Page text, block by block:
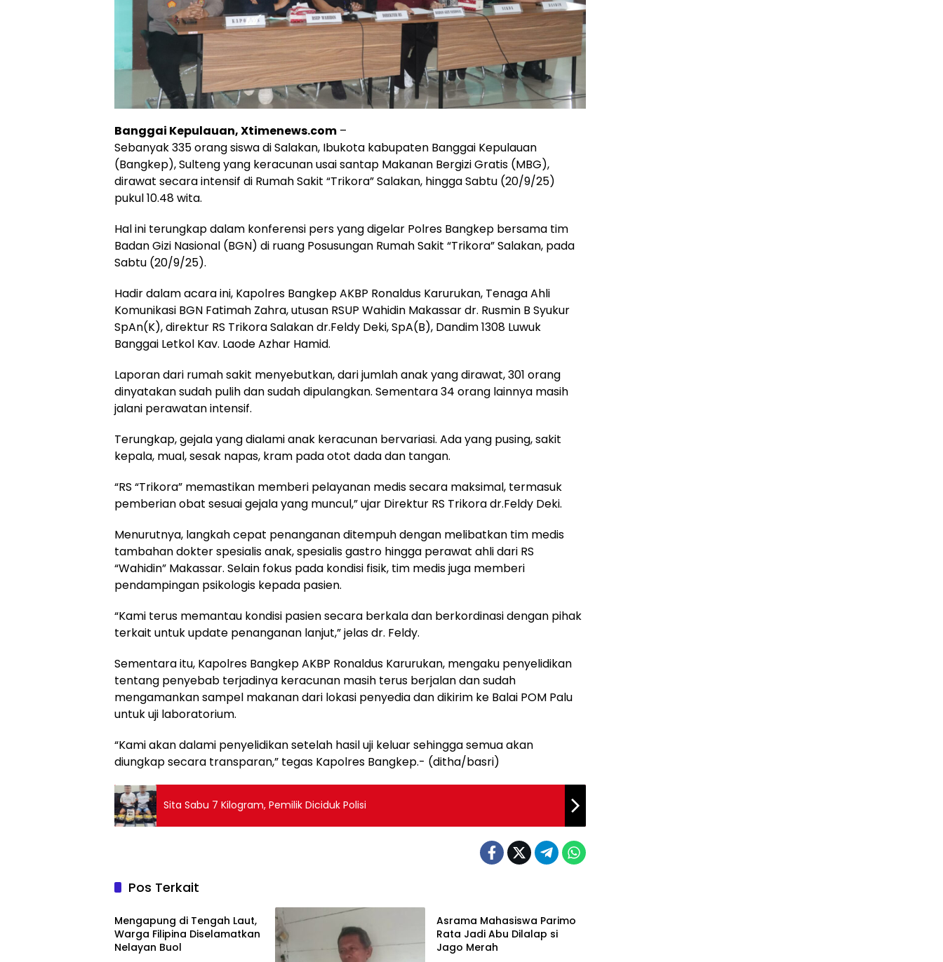
Banggai Kepulauan, Xtimenews.com –
Sebanyak 335 orang siswa di Salakan, Ibukota kabupaten Banggai Kepulauan
(Bangkep), Sulteng yang keracunan usai santap Makanan Bergizi Gratis (MBG),
dirawat secara intensif di Rumah Sakit “Trikora” Salakan, hingga Sabtu (20/9/25)
pukul 10.48 wita.
Hal ini terungkap dalam konferensi pers yang digelar Polres Bangkep bersama tim
Badan Gizi Nasional (BGN) di ruang Posusungan Rumah Sakit “Trikora” Salakan, pada
Sabtu (20/9/25).
Hadir dalam acara ini, Kapolres Bangkep AKBP Ronaldus Karurukan, Tenaga Ahli
Komunikasi BGN Fatimah Zahra, utusan RSUP Wahidin Makassar dr. Rusmin B Syukur
SpAn(K), direktur RS Trikora Salakan dr.Feldy Deki, SpA(B), Dandim 1308 Luwuk
Banggai Letkol Kav. Laode Azhar Hamid.
Laporan dari rumah sakit menyebutkan, dari jumlah anak yang dirawat, 301 orang
dinyatakan sudah pulih dan sudah dipulangkan. Sementara 34 orang lainnya masih
jalani perawatan intensif.
Terungkap, gejala yang dialami anak keracunan bervariasi. Ada yang pusing, sakit
kepala, mual, sesak napas, kram pada otot dada dan tangan.
“RS “Trikora” memastikan memberi pelayanan medis secara maksimal, termasuk
pemberian obat sesuai gejala yang muncul,” ujar Direktur RS Trikora dr.Feldy Deki.
Menurutnya, langkah cepat penanganan ditempuh dengan melibatkan tim medis
tambahan dokter spesialis anak, spesialis gastro hingga perawat ahli dari RS
“Wahidin” Makassar. Selain fokus pada kondisi fisik, tim medis juga memberi
pendampingan psikologis kepada pasien.
“Kami terus memantau kondisi pasien secara berkala dan berkordinasi dengan pihak
terkait untuk update penanganan lanjut,” jelas dr. Feldy.
Sementara itu, Kapolres Bangkep AKBP Ronaldus Karurukan, mengaku penyelidikan
tentang penyebab terjadinya keracunan masih terus berjalan dan sudah
mengamankan sampel makanan dari lokasi penyedia dan dikirim ke Balai POM Palu
untuk uji laboratorium.
“Kami akan dalami penyelidikan setelah hasil uji keluar sehingga semua akan
diungkap secara transparan,” tegas Kapolres Bangkep.- (ditha/basri)
Sita Sabu 7 Kilogram, Pemilik Diciduk Polisi
Pos Terkait
Peristiwa
Mengapung di Tengah Laut,
Warga Filipina Diselamatkan
Nelayan Buol
Asrama Mahasiswa Parimo
Rata Jadi Abu Dilalap si
Jago Merah